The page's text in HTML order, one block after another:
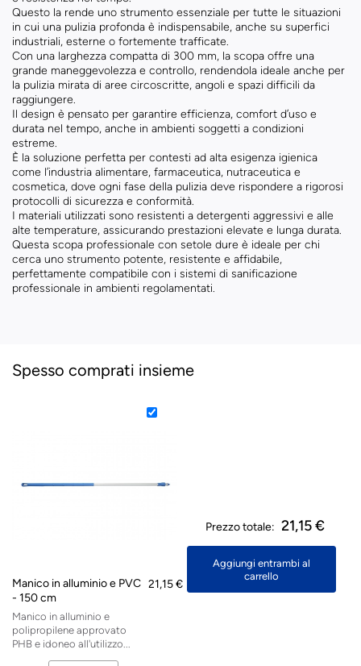
Questo la rende uno strumento essenziale per tutte le situazioni
in cui una pulizia profonda è indispensabile, anche su superfici
industriali, esterne o fortemente trafficate.
Con una larghezza compatta di 300 mm, la scopa offre una
grande maneggevolezza e controllo, rendendola ideale anche per
la pulizia mirata di aree circoscritte, angoli e spazi difficili da
raggiungere.
Il design è pensato per garantire efficienza, comfort d’uso e
durata nel tempo, anche in ambienti soggetti a condizioni
estreme.
È la soluzione perfetta per contesti ad alta esigenza igienica
come l’industria alimentare, farmaceutica, nutraceutica e
cosmetica, dove ogni fase della pulizia deve rispondere a rigorosi
protocolli di sicurezza e conformità.
I materiali utilizzati sono resistenti a detergenti aggressivi e alle
alte temperature, assicurando prestazioni elevate e lunga durata.
Questa scopa professionale con setole dure è ideale per chi
cerca uno strumento potente, resistente e affidabile,
perfettamente compatibile con i sistemi di sanificazione
professionale in ambienti regolamentati.
Spesso comprati insieme
Manico in alluminio e PVC
- 150 cm
Manico in alluminio e
polipropilene approvato
PHB e idoneo all'utilizzo...
21,15 €
Prezzo totale: 21,15 €
Aggiungi entrambi al
carrello